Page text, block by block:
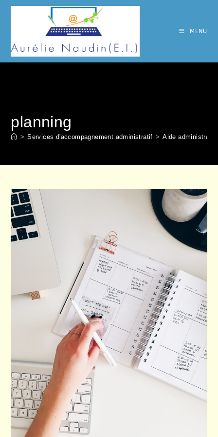
Skip
MENU
planning
> Services d'accompagnement administratif > Aide